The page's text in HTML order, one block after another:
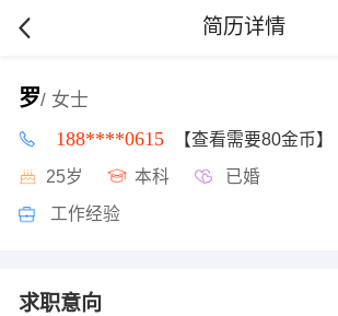
简历详情
罗/ 女士
188****0615 【查看需要80金币】
25岁 本科 已婚
工作经验
求职意向